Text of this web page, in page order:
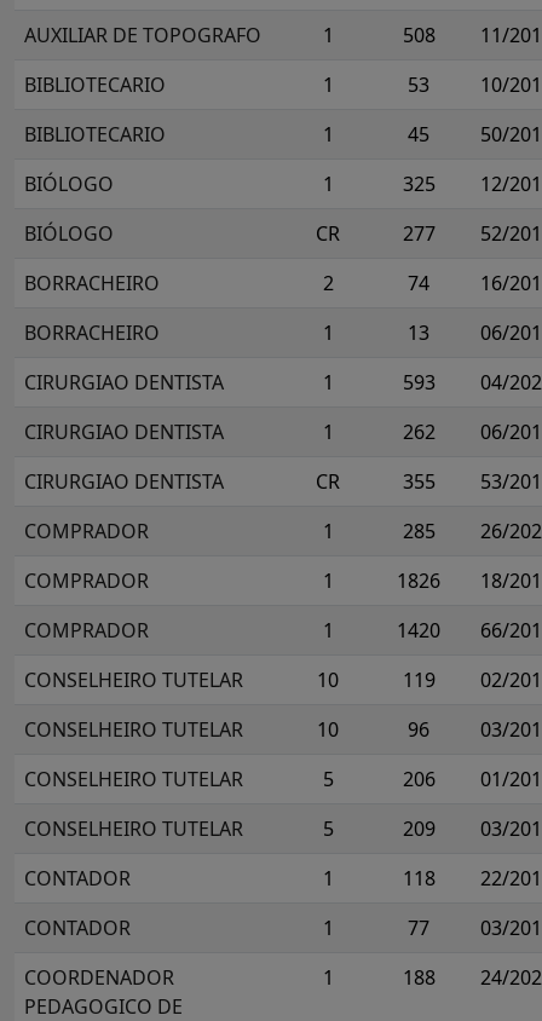
AUXILIAR DE TOPOGRAFO 1 508
11/
BIBLIOTECARIO
1 53
10/
BIBLIOTECARIO
1 45
50/
BIÓLOGO
1 325
12/
BIÓLOGO
CR 277
52/
BORRACHEIRO
2 74
16/
BORRACHEIRO
1 13
06/
CIRURGIAO DENTISTA
1 593
04/
CIRURGIAO DENTISTA
1 262
06/
CIRURGIAO DENTISTA
CR 355
53/
COMPRADOR
1 285
26/
COMPRADOR
1 1826
18/
COMPRADOR
1 1420
66/
CONSELHEIRO TUTELAR
10 119
02/
CONSELHEIRO TUTELAR
10 96
03/
CONSELHEIRO TUTELAR
5 206
01/
CONSELHEIRO TUTELAR
5 209
03/
CONTADOR
1 118
22/
CONTADOR
1 77
03/
COORDENADOR
PEDAGOGICO DE
1 188 24/